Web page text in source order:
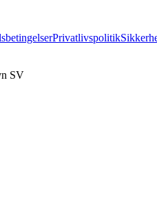
Privatlivspolitik
SV